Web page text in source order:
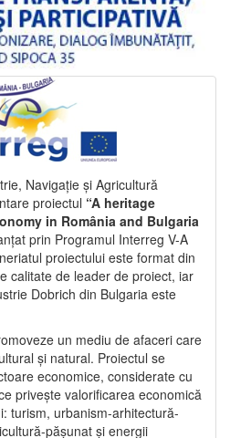
Navigație și Agricultură
proiectul “A heritage
in România and Bulgaria
prin Programul Interreg V-A
proiectului este format din
calitate de leader de proiect, iar
Dobrich din Bulgaria este
un mediu de afaceri care
și natural. Proiectul se
economice, considerate cu
privește valorificarea economică
turism, urbanism-arhitectură-
pășunat și energii